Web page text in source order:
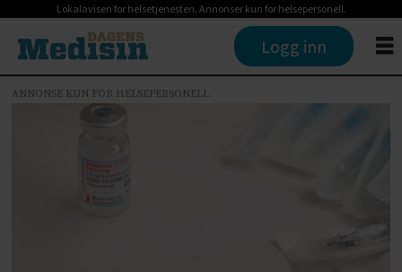
Lokalavisen for helsetjenesten. Annonser kun for helsepersonell.
Logg inn
mrna
ANNONSE KUN FOR HELSEPERSONELL